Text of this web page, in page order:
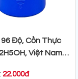
Độ, Cồn Thực
Việt Nam,
22.000đ